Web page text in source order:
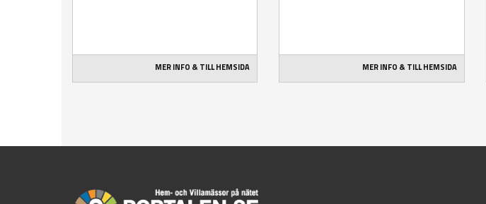
MER INFO & TILL HEMSIDA MER INFO & TILL HEMSIDA